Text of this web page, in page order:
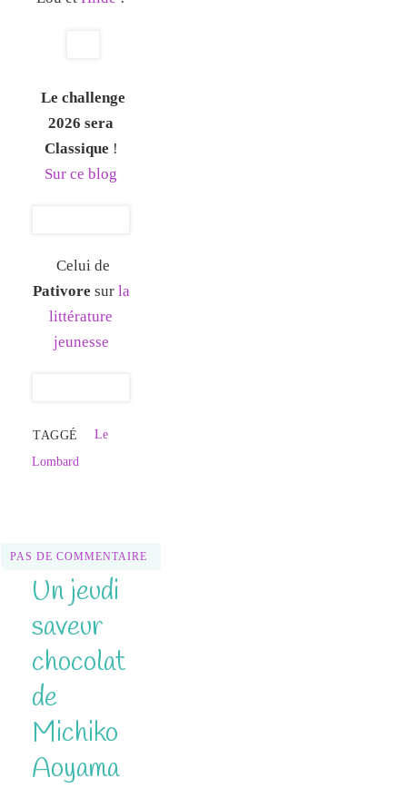
Le challenge
2026 sera
Classique !
Sur ce blog
Celui de
Pativore sur la
littérature
jeunesse
TAGGÉ
Le
Lombard
PAS DE COMMENTAIRE
Un jeudi
saveur
chocolat
de
Michiko
Aoyama